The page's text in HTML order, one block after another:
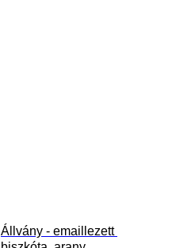
Állvány - emaillezett